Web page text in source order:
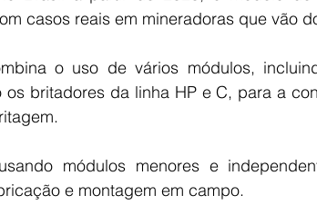
casos reais em mineradoras que vão
o uso de vários módulos,
os britadores da linha HP e C, para a
módulos menores e
e montagem em campo.